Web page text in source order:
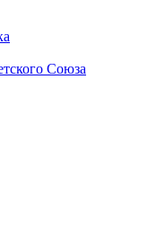
Союза